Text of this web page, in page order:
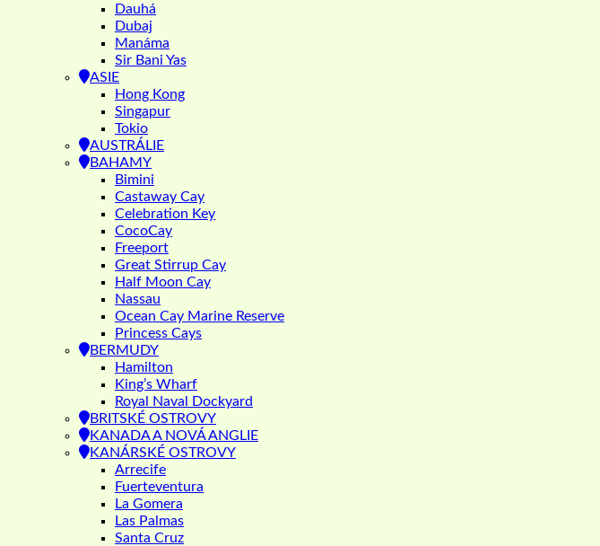
Dauhá
Dubaj
Manáma
Sir Bani Yas
ASIE
Hong Kong
Singapur
Tokio
AUSTRÁLIE
BAHAMY
Bimini
Castaway Cay
Celebration Key
CocoCay
Freeport
Great Stirrup Cay
Half Moon Cay
Nassau
Ocean Cay Marine Reserve
Princess Cays
BERMUDY
Hamilton
King’s Wharf
Royal Naval Dockyard
BRITSKÉ OSTROVY
KANADA A NOVÁ ANGLIE
KANÁRSKÉ OSTROVY
Arrecife
Fuerteventura
La Gomera
Las Palmas
Santa Cruz